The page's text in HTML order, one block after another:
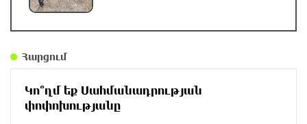
իրականացման համար
Հարցում
Կո՞ղմ եք Սահմանադրության
փոփոխությանը